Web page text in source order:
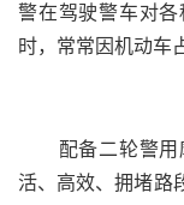
警在驾驶警车对
时，常常因机动车
配备二轮警用
活、高效、拥堵路